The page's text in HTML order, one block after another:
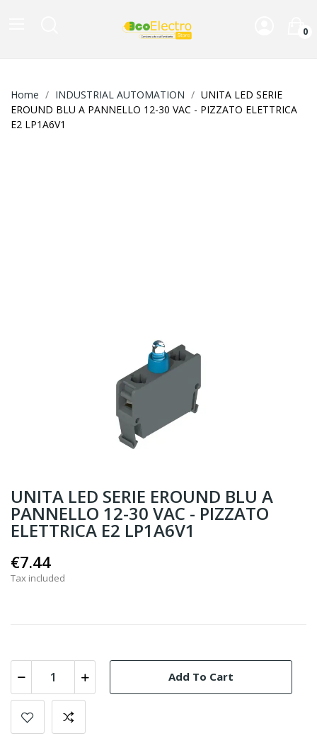
0
Home INDUSTRIAL AUTOMATION
UNITA LED SERIE
EROUND BLU A PANNELLO 12-30 VAC - PIZZATO ELETTRICA
E2 LP1A6V1
UNITA LED SERIE EROUND BLU A
PANNELLO 12-30 VAC - PIZZATO
ELETTRICA E2 LP1A6V1
€7.44
Tax included
Add To Cart